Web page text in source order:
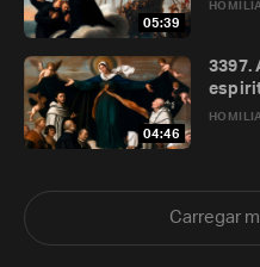
05:39
04:46
3397.
Carregar